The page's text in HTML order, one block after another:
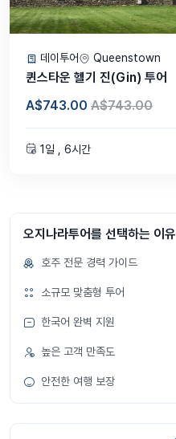
데이투어 Queenstown
퀸스타운 헬기 진(Gin) 투어
A$743.00 A$743.00
1일 , 6시간
오지나라투어를 선택하는 이유
호주 전문 경력 가이드
소규모 맞춤형 투어
한국어 완벽 지원
높은 고객 만족도
안전한 여행 보장